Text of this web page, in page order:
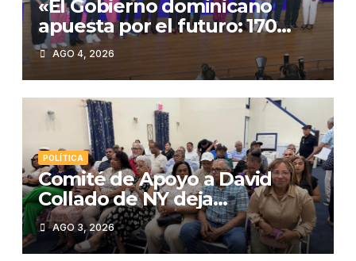
«El Gobierno dominicano
apuesta por el futuro: 170
estudiantes premiados en
STEM»
AGO 4, 2026
POLÍTICA
Comité de Apoyo a David
Collado de NY deja
constituida su estructura en
la Región del Bronx
AGO 3, 2026